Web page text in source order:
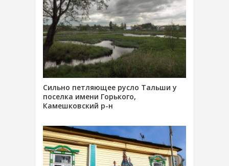
Сильно петляющее русло Тальши у
поселка имени Горького,
Камешковский р-н